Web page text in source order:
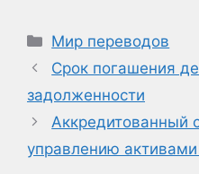
Рубрики
Мир переводов
Срок погашения
задолженности
Аккредитованный
управлению